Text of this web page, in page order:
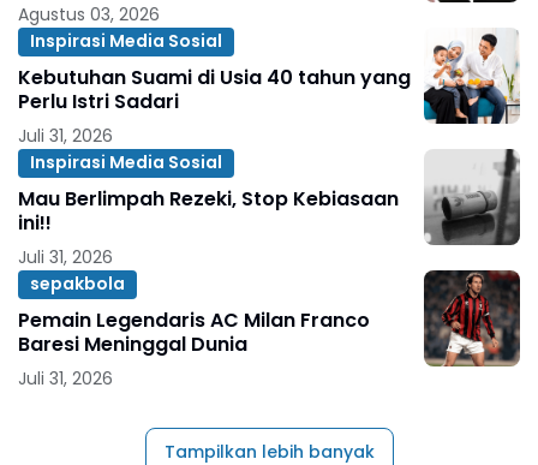
Agustus 03, 2026
Inspirasi Media Sosial
Kebutuhan Suami di Usia 40 tahun yang
Perlu Istri Sadari
Juli 31, 2026
Inspirasi Media Sosial
Mau Berlimpah Rezeki, Stop Kebiasaan
ini!!
Juli 31, 2026
sepakbola
Pemain Legendaris AC Milan Franco
Baresi Meninggal Dunia
Juli 31, 2026
Tampilkan lebih banyak